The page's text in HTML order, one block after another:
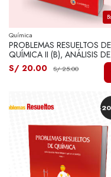
Química
PROBLEMAS RESUELTOS DE
QUÍMICA II (B), ANÁLISIS DE
PRINCIPIOS Y
TOMO II
S/ 20.00 S/ 25.00
-